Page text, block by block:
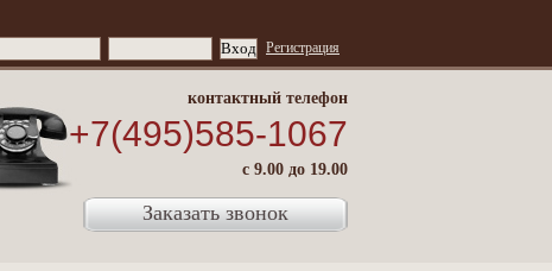
Регистрация
контактный телефон
+7(495)585-1067
с 9.00 до 19.00
Заказать звонок